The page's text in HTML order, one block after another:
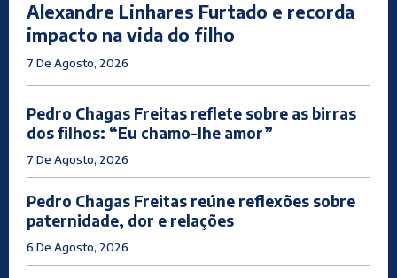
Alexandre Linhares Furtado e recorda
impacto na vida do filho
7 De Agosto, 2026
Pedro Chagas Freitas reflete sobre as birras
dos filhos: “Eu chamo-lhe amor”
7 De Agosto, 2026
Pedro Chagas Freitas reúne reflexões sobre
paternidade, dor e relações
6 De Agosto, 2026